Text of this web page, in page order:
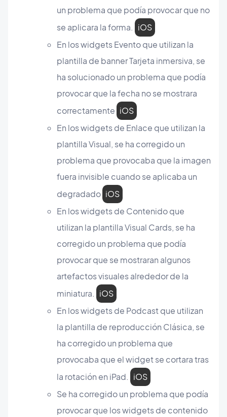
un problema que podía provocar que no
se aplicara la forma. iOS
En los widgets Evento que utilizan la
plantilla de banner Tarjeta inmersiva, se
ha solucionado un problema que podía
provocar que la fecha no se mostrara
correctamente iOS
En los widgets de Enlace que utilizan la
plantilla Visual, se ha corregido un
problema que provocaba que la imagen
fuera invisible cuando se aplicaba un
degradado iOS
En los widgets de Contenido que
utilizan la plantilla Visual Cards, se ha
corregido un problema que podía
provocar que se mostraran algunos
artefactos visuales alrededor de la
miniatura. iOS
En los widgets de Podcast que utilizan
la plantilla de reproducción Clásica, se
ha corregido un problema que
provocaba que el widget se cortara tras
la rotación en iPad. iOS
Se ha corregido un problema que podía
provocar que los widgets de contenido